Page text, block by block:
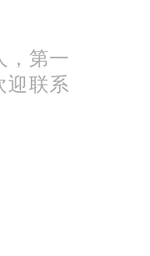
，第一
迎联系